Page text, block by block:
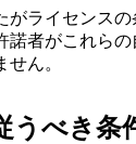
がライセンス
諾者がこれら
せん。
うべき条